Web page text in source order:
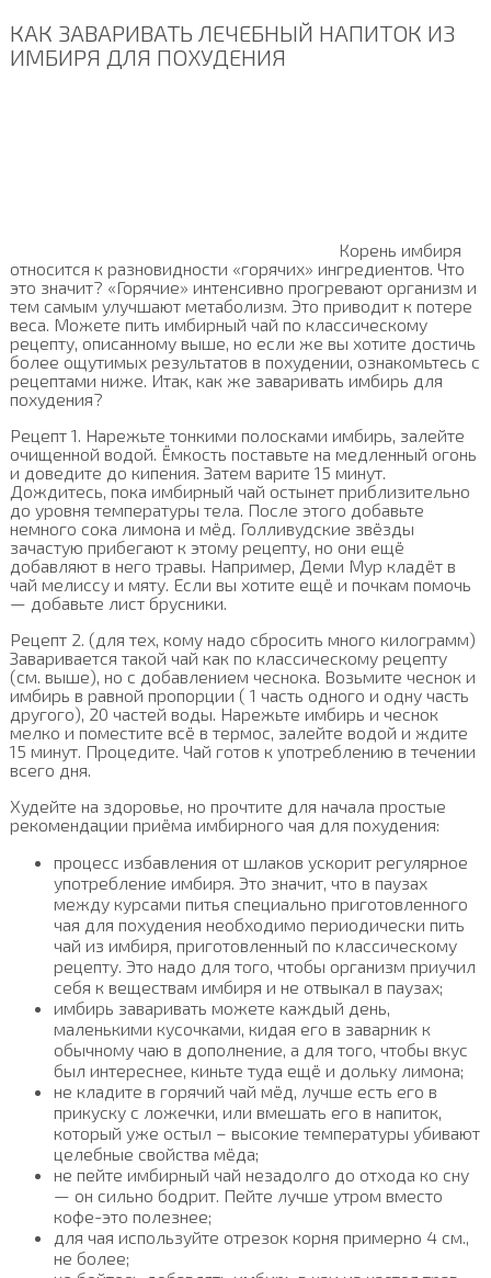
КАК ЗАВАРИВАТЬ ЛЕЧЕБНЫЙ НАПИТОК ИЗ
ИМБИРЯ ДЛЯ ПОХУДЕНИЯ
Корень имбиря
относится к разновидности «горячих» ингредиентов. Что
это значит? «Горячие» интенсивно прогревают организм и
тем самым улучшают метаболизм. Это приводит к потере
веса. Можете пить имбирный чай по классическому
рецепту, описанному выше, но если же вы хотите достичь
более ощутимых результатов в похудении, ознакомьтесь с
рецептами ниже. Итак, как же заваривать имбирь для
похудения?
Рецепт 1. Нарежьте тонкими полосками имбирь, залейте
очищенной водой. Ёмкость поставьте на медленный огонь
и доведите до кипения. Затем варите 15 минут.
Дождитесь, пока имбирный чай остынет приблизительно
до уровня температуры тела. После этого добавьте
немного сока лимона и мёд. Голливудские звёзды
зачастую прибегают к этому рецепту, но они ещё
добавляют в него травы. Например, Деми Мур кладёт в
чай мелиссу и мяту. Если вы хотите ещё и почкам помочь
— добавьте лист брусники.
Рецепт 2. (для тех, кому надо сбросить много килограмм)
Заваривается такой чай как по классическому рецепту
(см. выше), но с добавлением чеснока. Возьмите чеснок и
имбирь в равной пропорции ( 1 часть одного и одну часть
другого), 20 частей воды. Нарежьте имбирь и чеснок
мелко и поместите всё в термос, залейте водой и ждите
15 минут. Процедите. Чай готов к употреблению в течении
всего дня.
Худейте на здоровье, но прочтите для начала простые
рекомендации приёма имбирного чая для похудения:
процесс избавления от шлаков ускорит регулярное
употребление имбиря. Это значит, что в паузах
между курсами питья специально приготовленного
чая для похудения необходимо периодически пить
чай из имбиря, приготовленный по классическому
рецепту. Это надо для того, чтобы организм приучил
себя к веществам имбиря и не отвыкал в паузах;
имбирь заваривать можете каждый день,
маленькими кусочками, кидая его в заварник к
обычному чаю в дополнение, а для того, чтобы вкус
был интереснее, киньте туда ещё и дольку лимона;
не кладите в горячий чай мёд, лучше есть его в
прикуску с ложечки, или вмешать его в напиток,
который уже остыл – высокие температуры убивают
целебные свойства мёда;
не пейте имбирный чай незадолго до отхода ко сну
— он сильно бодрит. Пейте лучше утром вместо
кофе-это полезнее;
для чая используйте отрезок корня примерно 4 см.,
не более;